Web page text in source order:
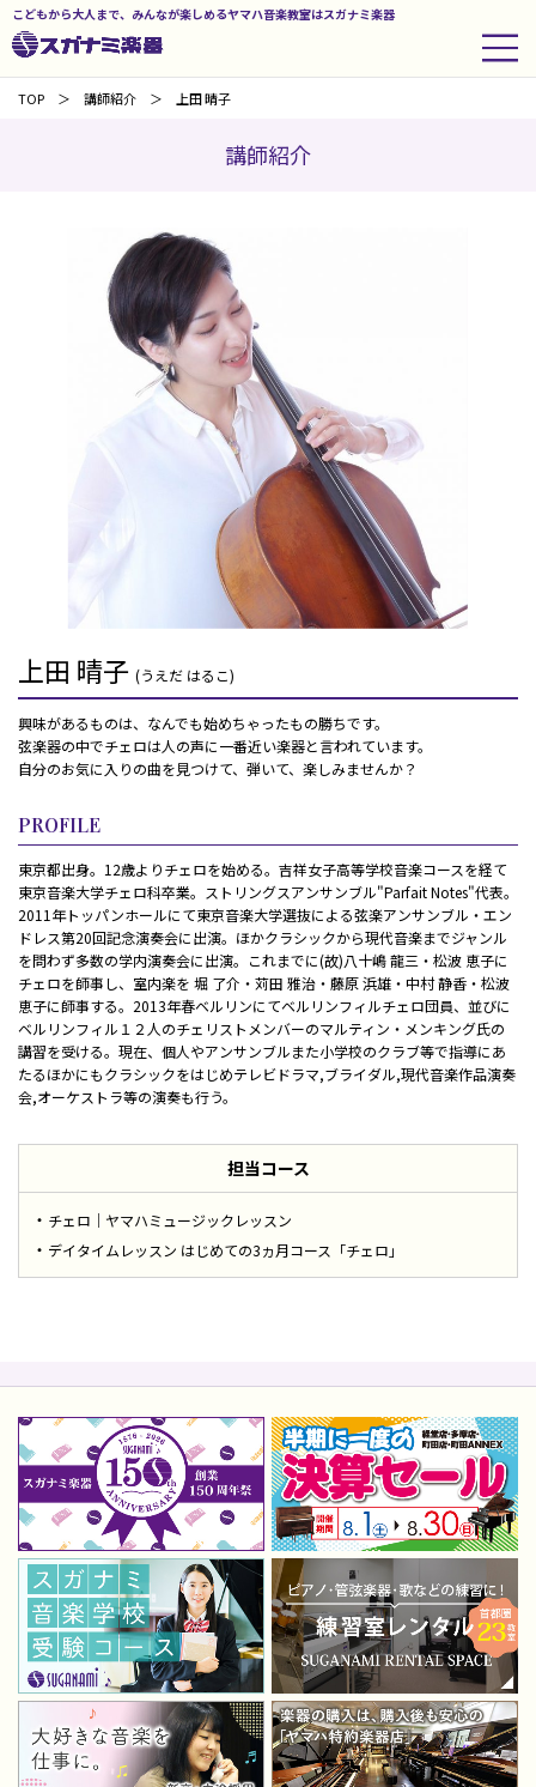
こどもから大人まで、みんなが楽しめるヤマハ音楽教室はスガナミ楽器
TOP 講師紹介 上田 晴子
講師紹介
上田 晴子 (うえだ はるこ)
興味があるものは、なんでも始めちゃったもの勝ちです。
弦楽器の中でチェロは人の声に一番近い楽器と言われています。
自分のお気に入りの曲を見つけて、弾いて、楽しみませんか？
PROFILE
東京都出身。12歳よりチェロを始める。吉祥女子高等学校音楽コースを経て
東京音楽大学チェロ科卒業。ストリングスアンサンブル"Parfait Notes"代表。
2011年トッパンホールにて東京音楽大学選抜による弦楽アンサンブル・エン
ドレス第20回記念演奏会に出演。ほかクラシックから現代音楽までジャンル
を問わず多数の学内演奏会に出演。これまでに(故)八十嶋 龍三・松波 恵子に
チェロを師事し、室内楽を 堀 了介・苅田 雅治・藤原 浜雄・中村 静香・松波
恵子に師事する。2013年春ベルリンにてベルリンフィルチェロ団員、並びに
ベルリンフィル１２人のチェリストメンバーのマルティン・メンキング氏の
講習を受ける。現在、個人やアンサンブルまた小学校のクラブ等で指導にあ
たるほかにもクラシックをはじめテレビドラマ,ブライダル,現代音楽作品演奏
会,オーケストラ等の演奏も行う。
担当コース
チェロ｜ヤマハミュージックレッスン
デイタイムレッスン はじめての3ヵ月コース「チェロ」